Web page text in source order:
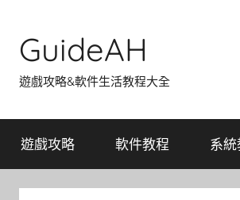
content
GuideAH
遊戲攻略&軟件生活教程大全
遊戲攻略 軟件教程 系